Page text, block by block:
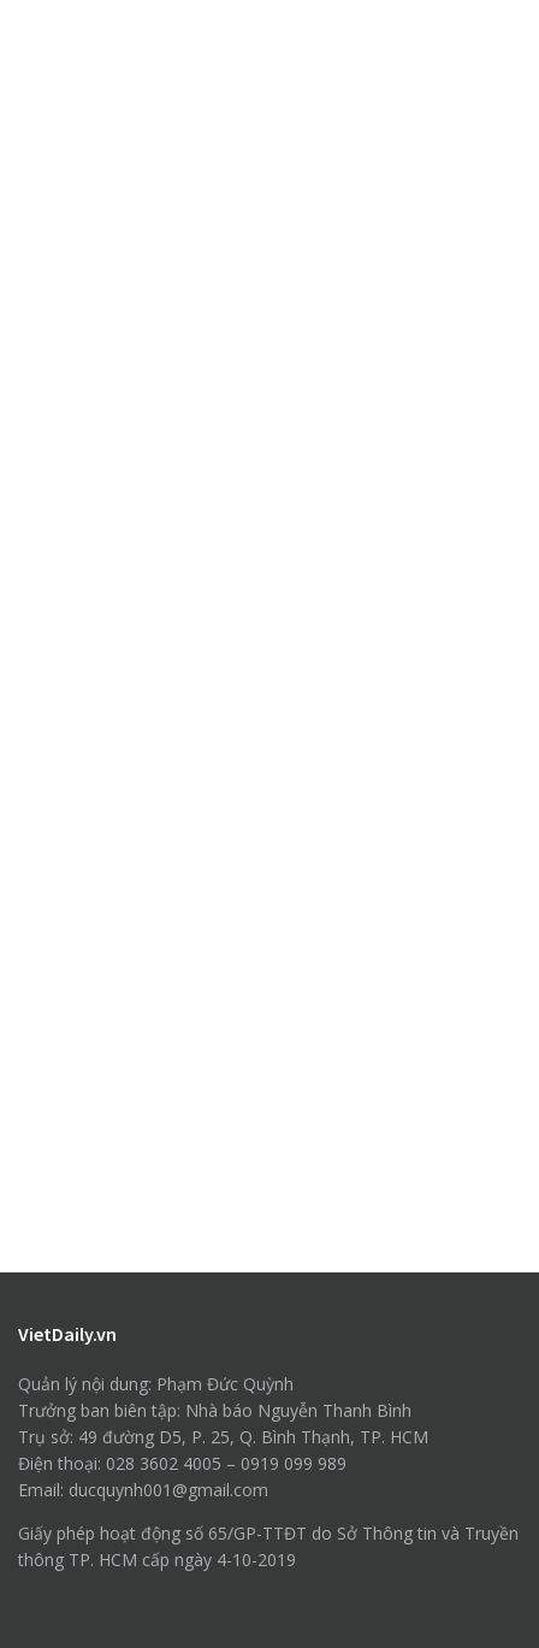
VietDaily.vn
Quản lý nội dung: Phạm Đức Quỳnh
Trưởng ban biên tập: Nhà báo Nguyễn Thanh Bình
Trụ sở: 49 đường D5, P. 25, Q. Bình Thạnh, TP. HCM
Điện thoại: 028 3602 4005 – 0919 099 989
Email: ducquynh001@gmail.com
Giấy phép hoạt động số 65/GP-TTĐT do Sở Thông tin và Truyền
thông TP. HCM cấp ngày 4-10-2019